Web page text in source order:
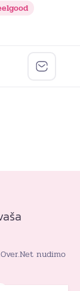
nudimo